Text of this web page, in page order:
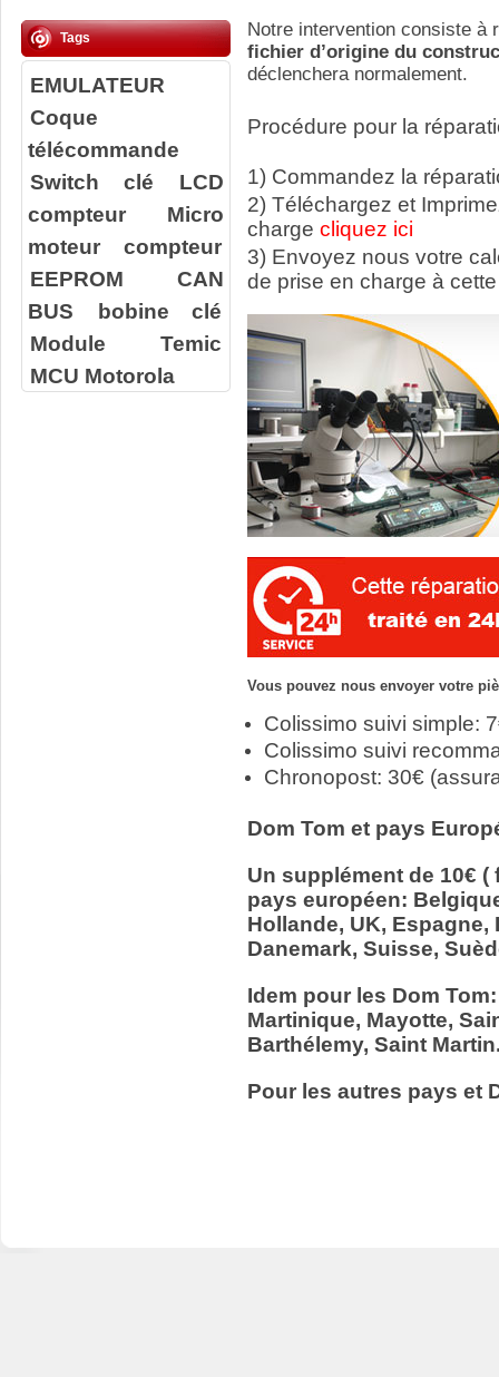
Tags
EMULATEUR
Coque
télécommande
Switch clé
LCD
compteur
Micro
moteur compteur
EEPROM
CAN
BUS
bobine clé
Module Temic
MCU Motorola
Notre intervention consiste à r
fichier d’origine du
déclenchera normalement.
Procédure pour la
1) Commandez la
2) Téléchargez et
charge cliquez ici
3) Envoyez nous votre
de prise en charge à
Vous pouvez nous envoyer votre
Colissimo suivi simple:
Colissimo suivi
Chronopost: 30€
Dom Tom et pays
Un supplément de 10€
pays européen:
Hollande, UK,
Danemark, Suisse,
Idem pour les Dom
Martinique, Mayotte,
Barthélemy, Saint
Pour les autres pays et